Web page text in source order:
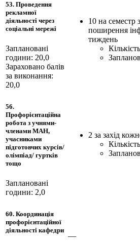
53. Проведення
рекламної
діяльності через
соціальні мережі
Заплановані
години: 20,0
Зараховано балів
за виконання:
20,0
10 на семестр
поширення
тиждень
56.
Профорієнтаційна
робота з учнями-
членами МАН,
учасниками
підготовчих курсів/
олімпіад/ гуртків
тощо
Заплановані
години: 2,0
2 за захід
60. Координація
профорієнтаційної
діяльності кафедри
—